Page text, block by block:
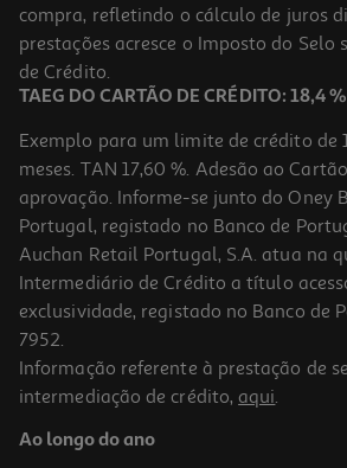
compra, refletindo o cálculo de juros
prestações acresce o Imposto do Selo
de Crédito.
TAEG DO CARTÃO DE CRÉDITO: 18,4 %
Exemplo para um limite de crédito de
meses. TAN 17,60 %. Adesão ao
aprovação. Informe-se junto do Oney
Portugal, registado no Banco de
Auchan Retail Portugal, S.A. atua na
Intermediário de Crédito a título
exclusividade, registado no Banco de
7952.
Informação referente à prestação de
intermediação de crédito, aqui.
Ao longo do ano